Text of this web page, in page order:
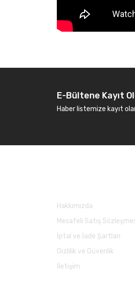
E-Bültene Kayıt
Haber listemize kayıt
Hakkımızda
Mesafeli Satış
İptal ve İade Şartları
Gizlilik ve Güvenlik
İletişim